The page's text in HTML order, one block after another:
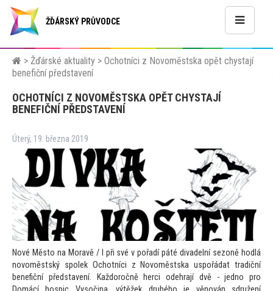
ŽĎÁRSKÝ PRŮVODCE
> Žďárské aktuality > Ochotníci z Novoměstska opět chystají
benefiční představení
OCHOTNÍCI Z NOVOMĚSTSKA OPĚT CHYSTAJÍ
BENEFIČNÍ PŘEDSTAVENÍ
Úterý, 19. března 2019
Nové Město na Moravě / I při své v pořadí páté divadelní sezoně hodlá
novoměstský spolek Ochotníci z Novoměstska uspořádat tradiční
benefiční představení. Každoročně herci odehrají dvě - jedno pro